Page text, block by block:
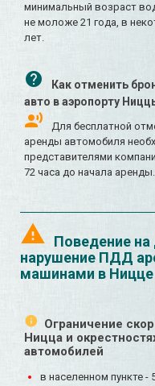
минимальный возраст
не моложе 21 года, в
лет.
Как отменить
авто в аэропорту
Для бесплатной
аренды автомобиля
представителями
72 часа до начала аренды.
Поведение на
нарушение ПДД
машинами в Ницце
Ограничение
Ницца и
автомобилей
в населенном пункте -